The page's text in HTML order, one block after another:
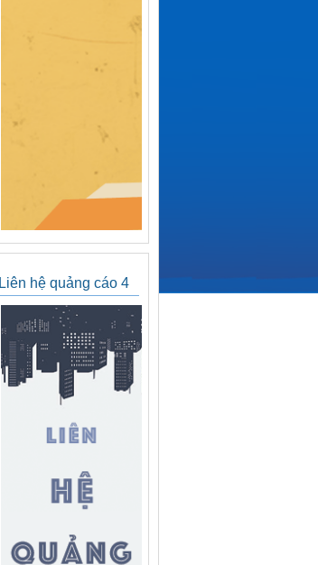
Liên hệ quảng cáo 4